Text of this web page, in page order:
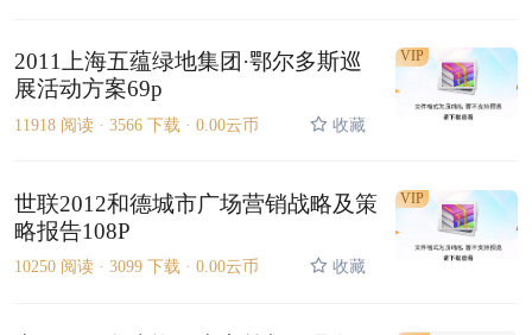
2011上海五蕴绿地集团·鄂尔多斯巡
展活动方案69p
11918 阅读 · 3566 下载 · 0.00云币 收藏
VIP
世联2012和德城市广场营销战略及策
略报告108P
10250 阅读 · 3099 下载 · 0.00云币 收藏
VIP